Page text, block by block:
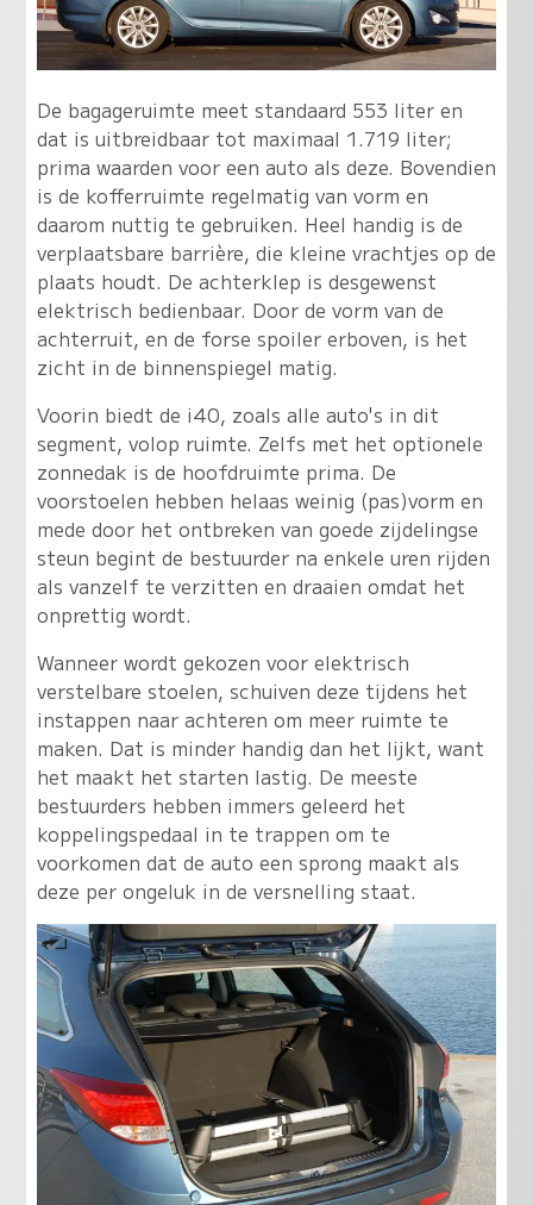
De bagageruimte meet standaard 553 liter en
dat is uitbreidbaar tot maximaal 1.719 liter;
prima waarden voor een auto als deze. Bovendien
is de kofferruimte regelmatig van vorm en
daarom nuttig te gebruiken. Heel handig is de
verplaatsbare barrière, die kleine vrachtjes op de
plaats houdt. De achterklep is desgewenst
elektrisch bedienbaar. Door de vorm van de
achterruit, en de forse spoiler erboven, is het
zicht in de binnenspiegel matig.
Voorin biedt de i40, zoals alle auto's in dit
segment, volop ruimte. Zelfs met het optionele
zonnedak is de hoofdruimte prima. De
voorstoelen hebben helaas weinig (pas)vorm en
mede door het ontbreken van goede zijdelingse
steun begint de bestuurder na enkele uren rijden
als vanzelf te verzitten en draaien omdat het
onprettig wordt.
Wanneer wordt gekozen voor elektrisch
verstelbare stoelen, schuiven deze tijdens het
instappen naar achteren om meer ruimte te
maken. Dat is minder handig dan het lijkt, want
het maakt het starten lastig. De meeste
bestuurders hebben immers geleerd het
koppelingspedaal in te trappen om te
voorkomen dat de auto een sprong maakt als
deze per ongeluk in de versnelling staat.